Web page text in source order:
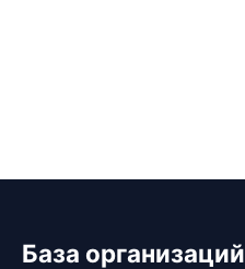
База организаций